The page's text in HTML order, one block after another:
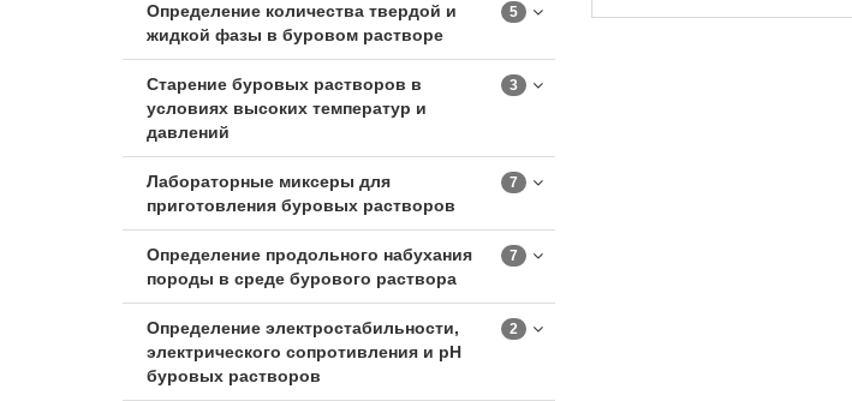
Определение количества твердой и
жидкой фазы в буровом растворе
5
Старение буровых растворов в
условиях высоких температур и
давлений
3
Лабораторные миксеры для
приготовления буровых растворов
7
Определение продольного набухания
породы в среде бурового раствора
7
Определение электростабильности,
электрического сопротивления и pH
буровых растворов
2